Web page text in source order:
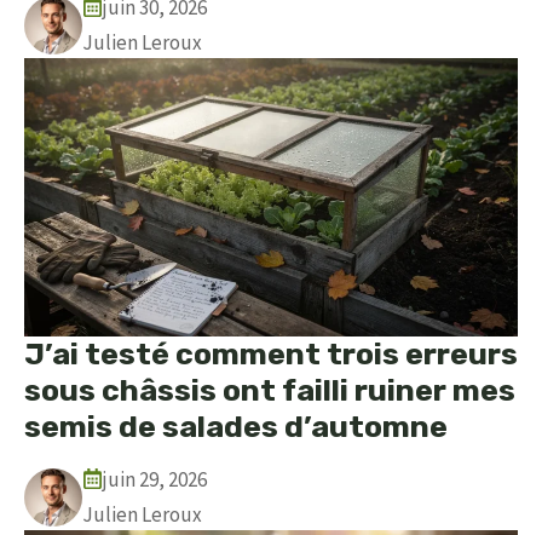
juin 30, 2026
Julien Leroux
J’ai testé comment trois erreurs
sous châssis ont failli ruiner mes
semis de salades d’automne
juin 29, 2026
Julien Leroux